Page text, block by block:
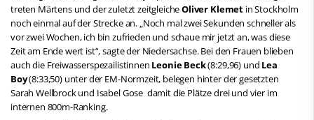
treten Märtens und der zuletzt zeitgleicheOliver Klemet in Stockholm
noch einmal auf der Strecke an. „Noch mal zwei Sekunden schneller als
vor zwei Wochen, ich bin zufrieden und schaue mir jetzt an, was diese
Zeit am Ende wert ist“, sagte der Niedersachse. Bei den Frauen blieben
auch die Freiwasserspezailistinnen Leonie Beck(8:29,96) und Lea
Boy(8:33,50) unter der EM-Normzeit, belegen hinter der gesetzten
Sarah Wellbrock und Isabel Gose damit die Plätze drei und vier im
internen 800m-Ranking.